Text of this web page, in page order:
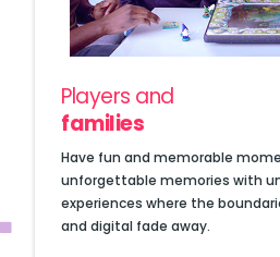
Players and
families
Have fun and memorable
unforgettable memories with
experiences where the
and digital fade away.